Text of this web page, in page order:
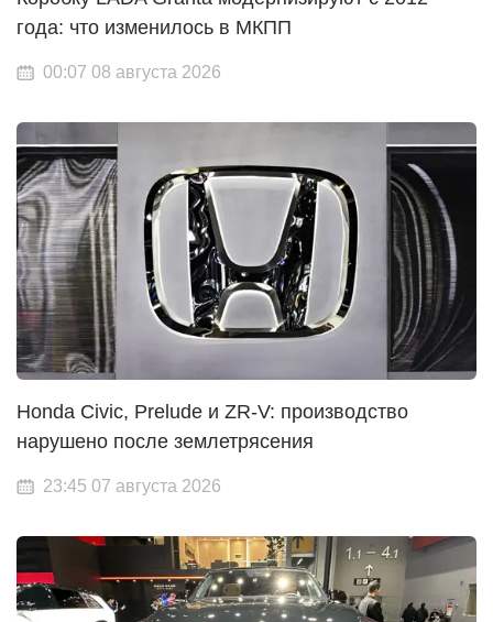
года: что изменилось в МКПП
00:07 08 августа 2026
Honda Civic, Prelude и ZR-V: производство
нарушено после землетрясения
23:45 07 августа 2026